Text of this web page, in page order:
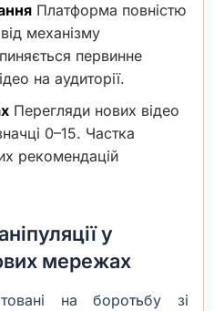
Платформа повністю
механізму
первинне
на аудиторії.
Перегляди нових відео
0–15. Частка
рекомендацій
у
мережах
на боротьбу зі